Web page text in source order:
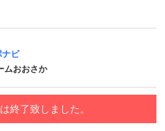
ビ
ムおおさか
終了致しました。